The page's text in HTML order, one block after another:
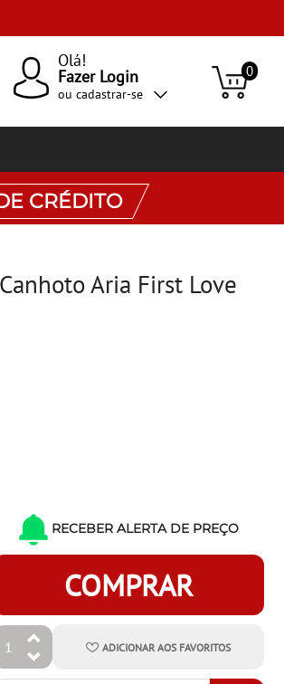
Olá!
Fazer Login
ou cadastrar-se
0
CRÉDITO
Aria First Love
RECEBER ALERTA DE PREÇO
COMPRAR
ADICIONAR AOSFAVORITOS